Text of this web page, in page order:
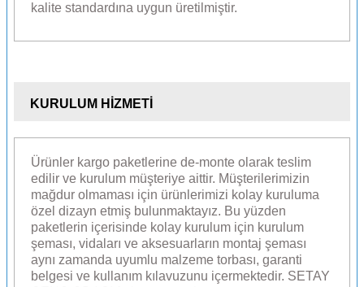
kalite standardına uygun üretilmiştir.
KURULUM HİZMETİ
Ürünler kargo paketlerine de-monte olarak teslim
edilir ve kurulum müşteriye aittir. Müşterilerimizin
mağdur olmaması için ürünlerimizi kolay kuruluma
özel dizayn etmiş bulunmaktayız. Bu yüzden
paketlerin içerisinde kolay kurulum için kurulum
şeması, vidaları ve aksesuarların montaj şeması
aynı zamanda uyumlu malzeme torbası, garanti
belgesi ve kullanım kılavuzunu içermektedir. SETAY